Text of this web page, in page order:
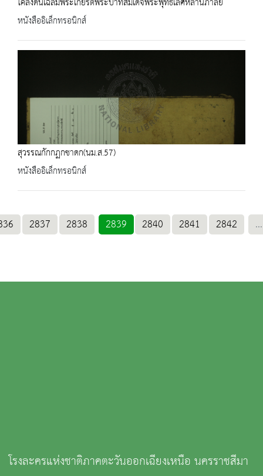
หนังสืออิเล็กทรอนิกส์
สุวรรณกักกฏกชาดก(นม.ส.57)
หนังสืออิเล็กทรอนิกส์
2837 2838 2839 2840 2841 2842 ...
โรงละครแห่งชาติภาคตะวันออกเฉียงเหนือ นครราชสีมา